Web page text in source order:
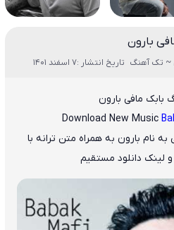
بارون
~ تک آهنگ تاریخ انتشار :7 اسفند 1401
بابک مافی بارون
Download New Music
به نام بارون به همراه متن ترانه با
لینک دانلود مستقیم